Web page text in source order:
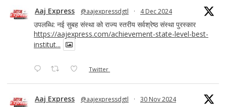
Aaj Express @aajexpressdgtl · 4 Dec 2024
उपलब्धि: नई सुबह संस्था को राज्य स्तरीय सर्वश्रेष्ठ संस्था पुरस्कार
https://aajexpress.com/achievement-state-level-best-
institut...
Twitter
Aaj Express @aajexpressdgtl · 30 Nov 2024